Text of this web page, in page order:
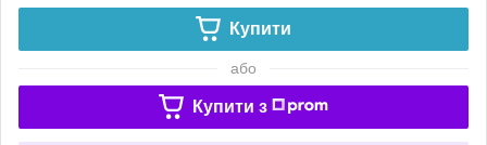
Купити
або
Купити з